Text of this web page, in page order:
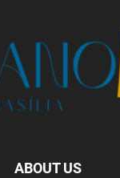
ABOUT US